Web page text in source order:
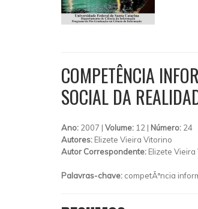
COMPETÊNCIA
SOCIAL DA
Ano: 2007 | Volume: 12 | Número: 24
Autores: Elizete Vieira Vitorino
Autor Correspondente: Elizete Vieira
Palavras-chave: competÃªncia